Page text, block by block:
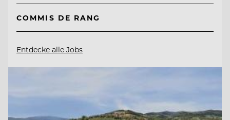
COMMIS DE RANG
Entdecke alle Jobs